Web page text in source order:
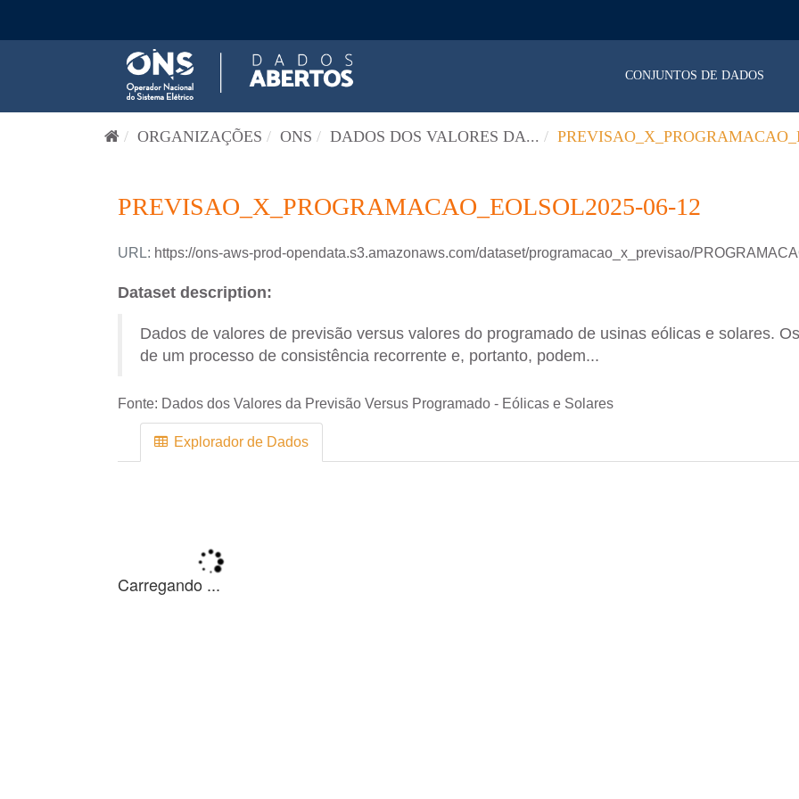
CONJUNTOS DE DADOS
ORGANIZAÇÕES ONS DADOS DOS VALORES DA...
PREVISAO_X_PROGRAMACAO_EOLSOL2025-06-12
URL: https://ons-aws-prod-opendata.s3.amazonaws.com/dataset/programacao_x_previsao/
Dataset description:
Dados de valores de previsão versus valores do programado de usinas eólicas e solares.
de um processo de consistência recorrente e, portanto, podem...
Fonte: Dados dos Valores da Previsão Versus Programado - Eólicas e Solares
Explorador de Dados